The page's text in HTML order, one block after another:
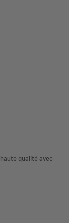
qualité avec